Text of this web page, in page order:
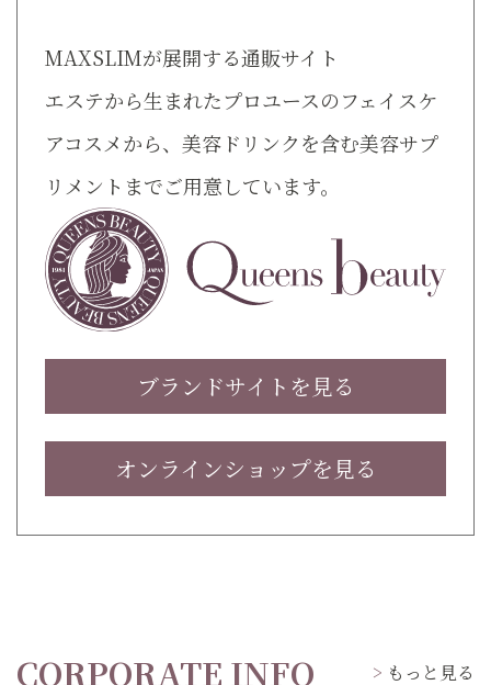
MAXSLIMが展開する通販サイト
エステから生まれたプロユースのフェイスケ
アコスメから、美容ドリンクを含む美容サプ
リメントまでご用意しています。
ブランドサイトを見る
オンラインショップを見る
CORPORATE INFO もっと見る